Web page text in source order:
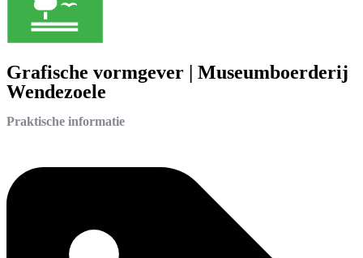
Grafische vormgever | Museumboerderij
Wendezoele
Praktische informatie